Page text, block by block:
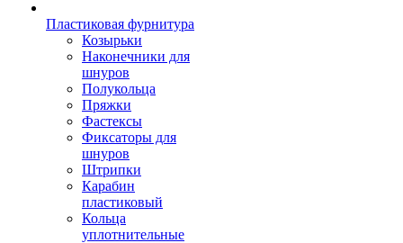
Пластиковая фурнитура
Козырьки
Наконечники для
шнуров
Полукольца
Пряжки
Фастексы
Фиксаторы для
шнуров
Штрипки
Карабин
пластиковый
Кольца
уплотнительные